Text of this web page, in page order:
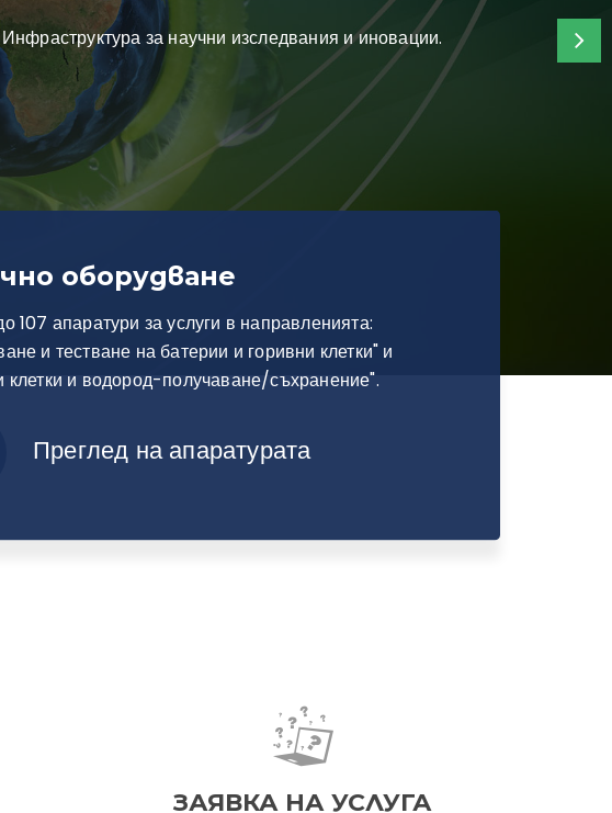
оборудване
107 апаратури за услуги в направленията:
и тестване на батерии и горивни клетки" и
клетки и водород-получаване/съхранение".
Преглед на апаратурата
ЗАЯВКА НА УСЛУГА